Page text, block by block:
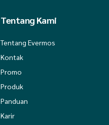
Tentang Kami
Tentang Evermos
Kontak
Promo
Produk
Panduan
Karir